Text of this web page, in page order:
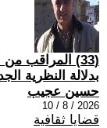
(33) المراقب
بدلالة النظرية
حسين عجيب
2026 / 8 / 10
قضايا ثقافية